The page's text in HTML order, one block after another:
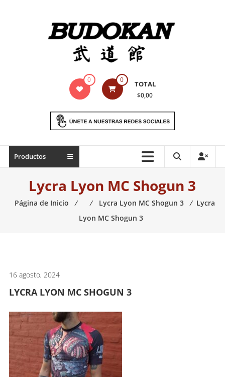
Indumentaria
marciales
Todo
necesario
de
0 0 TOTAL
$0,00
Productos
Lycra Lyon MC Shogun 3
Página de Inicio ⁄ ⁄ Lycra Lyon MC Shogun 3 ⁄ Lycra
Lyon MC Shogun 3
16 agosto, 2024
LYCRA LYON MC SHOGUN 3